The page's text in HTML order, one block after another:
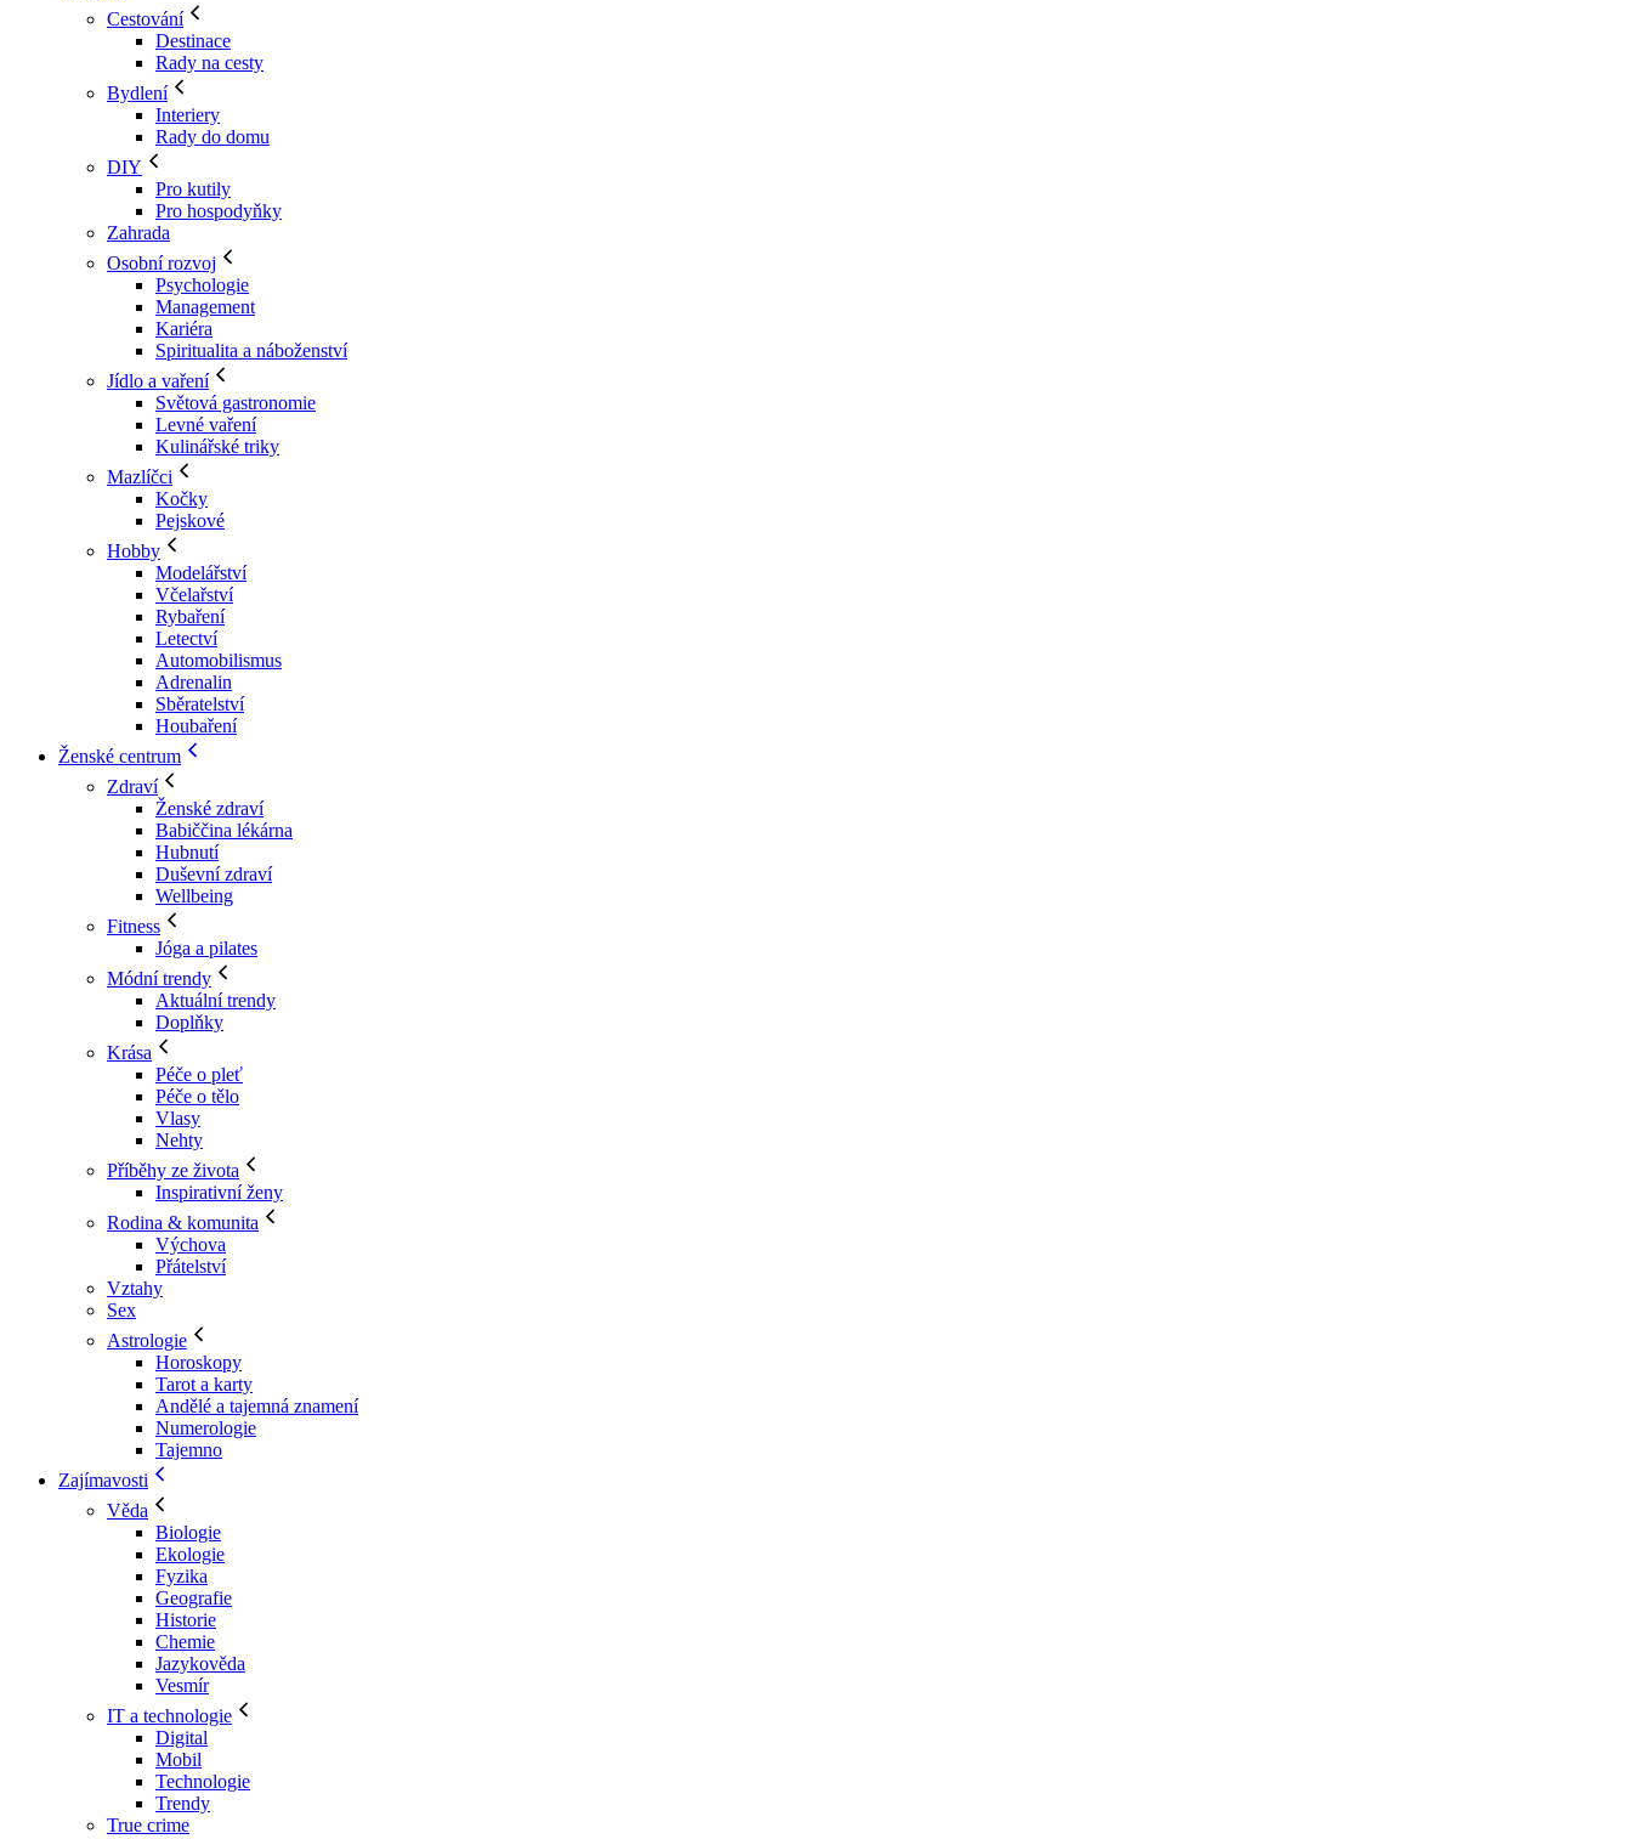
Cestování
Destinace
Rady na cesty
Bydlení
Interiery
Rady do domu
DIY
Pro kutily
Pro hospodyňky
Zahrada
Osobní rozvoj
Psychologie
Management
Kariéra
Spiritualita a náboženství
Jídlo a vaření
Světová gastronomie
Levné vaření
Kulinářské triky
Mazlíčci
Kočky
Pejskové
Hobby
Modelářství
Včelařství
Rybaření
Letectví
Automobilismus
Adrenalin
Sběratelství
Houbaření
Ženské centrum
Zdraví
Ženské zdraví
Babiččina lékárna
Hubnutí
Duševní zdraví
Wellbeing
Fitness
Jóga a pilates
Módní trendy
Aktuální trendy
Doplňky
Krása
Péče o pleť
Péče o tělo
Vlasy
Nehty
Příběhy ze života
Inspirativní ženy
Rodina & komunita
Výchova
Přátelství
Vztahy
Sex
Astrologie
Horoskopy
Tarot a karty
Andělé a tajemná znamení
Numerologie
Tajemno
Zajímavosti
Věda
Biologie
Ekologie
Fyzika
Geografie
Historie
Chemie
Jazykověda
Vesmír
IT a technologie
Digital
Mobil
Technologie
Trendy
True crime